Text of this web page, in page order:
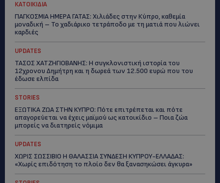
ΚΑΤΟΙΚΙΔΙΑ
ΠΑΓΚΟΣΜΙΑ ΗΜΕΡΑ ΓΑΤΑΣ: Χιλιάδες στην Κύπρο, καθεμία
μοναδική – Το χαδιάρικο τετράποδο με τη ματιά που λιώνει
καρδιές
UPDATES
ΤΑΣΟΣ ΧΑΤΖΗΓΙΟΒΑΝΗΣ: Η συγκλονιστική ιστορία του
12χρονου Δημήτρη και η δωρεά των 12.500 ευρώ που του
έδωσε ελπίδα
STORIES
ΕΞΩΤΙΚΑ ΖΩΑ ΣΤΗΝ ΚΥΠΡΟ: Πότε επιτρέπεται και πότε
απαγορεύεται να έχεις μαϊμού ως κατοικίδιο – Ποια ζώα
μπορείς να διατηρείς νόμιμα
UPDATES
ΧΩΡΙΣ ΣΩΣΣΙΒΙΟ Η ΘΑΛΑΣΣΙΑ ΣΥΝΔΕΣΗ ΚΥΠΡΟΥ-ΕΛΛΑΔΑΣ:
«Χωρίς επιδότηση το πλοίο δεν θα ξανασηκώσει άγκυρα»